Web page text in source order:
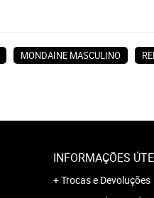
MONDAINE MASCULINO
INFORMAÇÕES
Trocas e Devoluções